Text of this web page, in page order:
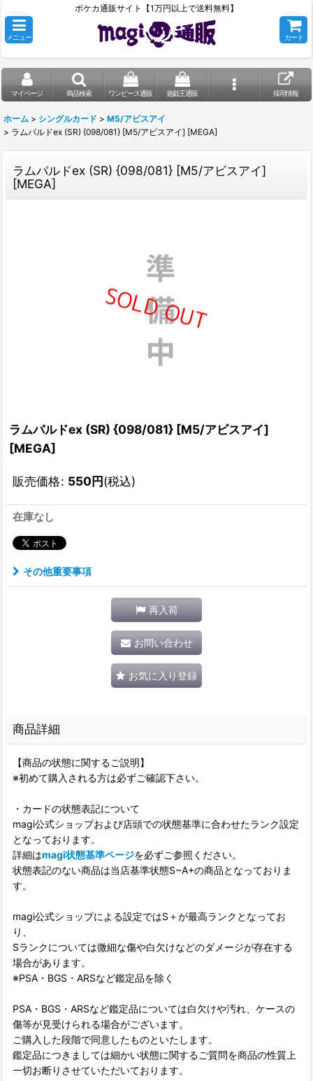
ポケカ通販サイト【1万円以上で送料無料】
メニュー カート
マイページ 商品検索 ワンピース通販 遊戯王通販 採用情報
ホーム > シングルカード > M5/アビスアイ
> ラムパルドex (SR) {098/081} [M5/アビスアイ] [MEGA]
ラムパルドex (SR) {098/081} [M5/アビスアイ]
[MEGA]
ラムパルドex (SR) {098/081} [M5/アビスアイ]
[MEGA]
販売価格: 550円(税込)
在庫なし
その他重要事項
再入荷
お問い合わせ
お気に入り登録
商品詳細
【商品の状態に関するご説明】
※初めて購入される方は必ずご確認下さい。
・カードの状態表記について
magi公式ショップおよび店頭での状態基準に合わせたランク設定
となっております。
詳細はmagi状態基準ページを必ずご参照ください。
状態表記のない商品は当店基準状態S~A+の商品となっておりま
す。
magi公式ショップによる設定ではS＋が最高ランクとなってお
り、
Sランクについては微細な傷や白欠けなどのダメージが存在する
場合があります。
※PSA・BGS・ARSなど鑑定品を除く
PSA・BGS・ARSなど鑑定品については白欠けや汚れ、ケースの
傷等が見受けられる場合がございます。
ご購入した段階で同意したものといたします。
鑑定品につきましては細かい状態に関するご質問を商品の性質上
一切お断りさせていただいております。